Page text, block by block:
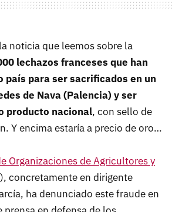
noticia que leemos sobre la
lechazos franceses que han
país para ser sacrificados en un
de Nava (Palencia) y ser
producto nacional, con sello de
Y encima estaría a precio de oro…
Organizaciones de Agricultores y
concretamente en dirigente
ha denunciado este fraude en